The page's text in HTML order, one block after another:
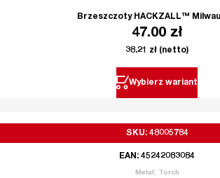
Brzeszczoty HACKZALL™
47.00 zł
38.21 zł (netto)
Wybierz wariant
SKU: 48005784
EAN: 45242083084
Metal: Torch